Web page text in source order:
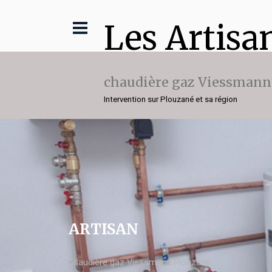
Les
chaudière gaz Viessmann
Intervention sur Plouzané et sa région
ARTISAN
chaudière gaz Viessmann Plouzané